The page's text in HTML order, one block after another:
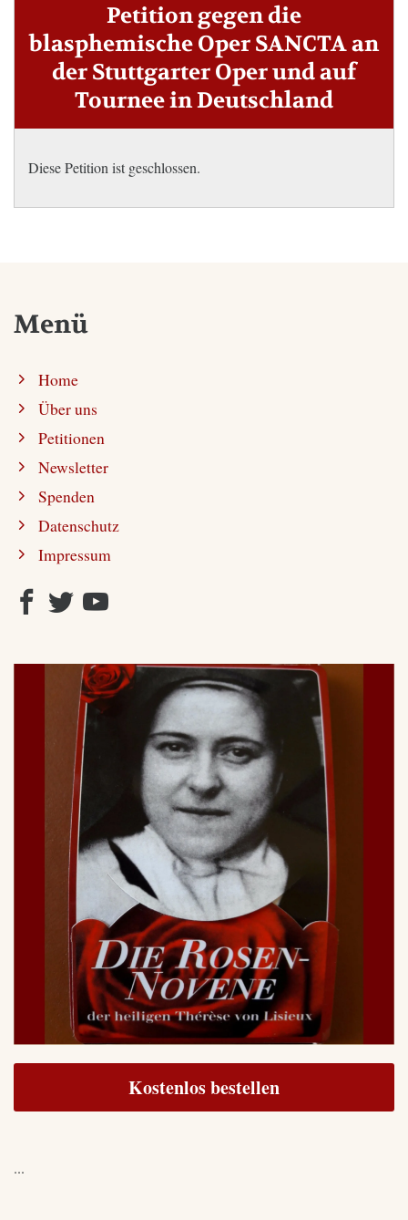
Petition gegen die
blasphemische Oper SANCTA an
der Stuttgarter Oper und auf
Tournee in Deutschland
Diese Petition ist geschlossen.
Menü
Home
Über uns
Petitionen
Newsletter
Spenden
Datenschutz
Impressum
Kostenlos bestellen
...